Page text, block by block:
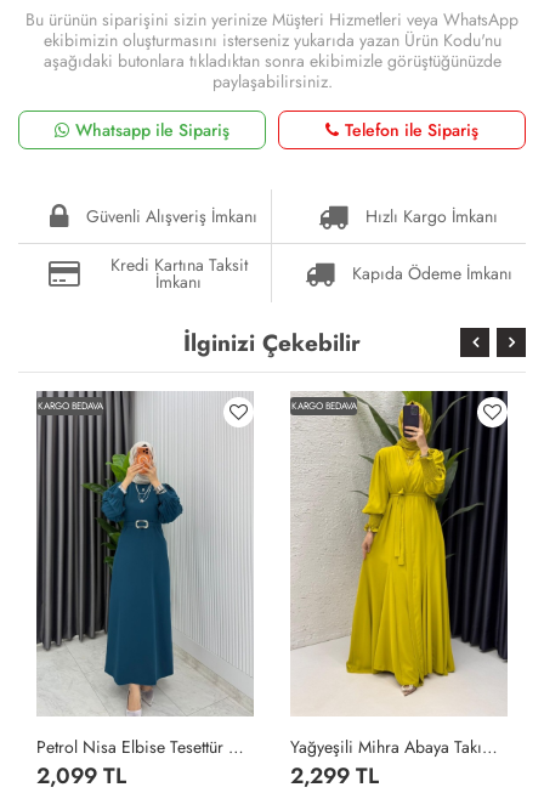
Bu ürünün siparişini sizin yerinize Müşteri Hizmetleri veya WhatsApp
ekibimizin oluşturmasını isterseniz yukarıda yazan Ürün Kodu'nu
aşağıdaki butonlara tıkladıktan sonra ekibimizle görüştüğünüzde
paylaşabilirsiniz.
Whatsapp ile Sipariş
Telefon ile Sipariş
Güvenli Alışveriş İmkanı
Hızlı Kargo İmkanı
Kredi Kartına Taksit
İmkanı Kapıda Ödeme İmkanı
İlginizi Çekebilir
KARGO BEDAVA
Petrol Nisa Elbise Tesettür Giyim Petrol Yeşili
2,099 TL
KARGO BEDAVA
Yağyeşili Mihra Abaya Takım Tesettür Giyim Yağ Yeşili
2,299 TL